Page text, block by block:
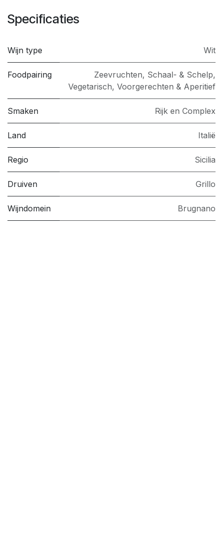
Specificaties
Wijn type Wit
Foodpairing Zeevruchten, Schaal- & Schelp,
Vegetarisch, Voorgerechten & Aperitief
Smaken Rijk en Complex
Land Italië
Regio Sicilia
Druiven Grillo
Wijndomein Brugnano